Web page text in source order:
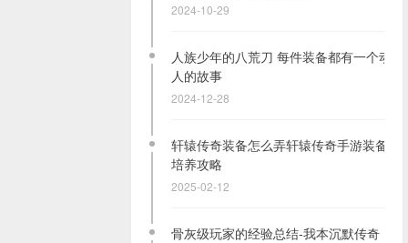
2024-10-29
人族少年的八荒刀 每件装备都有一个动
人的故事
2024-12-28
轩辕传奇装备怎么弄轩辕传奇手游装备
培养攻略
2025-02-12
骨灰级玩家的经验总结-我本沉默传奇